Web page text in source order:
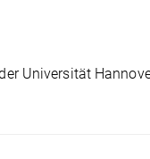
Universität